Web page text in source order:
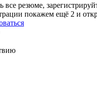
все резюме,
покажем ещё 2 и